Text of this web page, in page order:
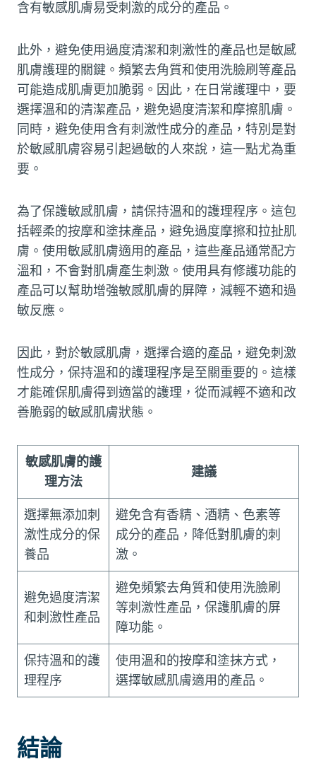
含有敏感肌膚易受刺激的成分的產品。
此外，避免使用過度清潔和刺激性的產品也是敏感
肌膚護理的關鍵。頻繁去角質和使用洗臉刷等產品
可能造成肌膚更加脆弱。因此，在日常護理中，要
選擇溫和的清潔產品，避免過度清潔和摩擦肌膚。
同時，避免使用含有刺激性成分的產品，特別是對
於敏感肌膚容易引起過敏的人來說，這一點尤為重
要。
為了保護敏感肌膚，請保持溫和的護理程序。這包
括輕柔的按摩和塗抹產品，避免過度摩擦和拉扯肌
膚。使用敏感肌膚適用的產品，這些產品通常配方
溫和，不會對肌膚產生刺激。使用具有修護功能的
產品可以幫助增強敏感肌膚的屏障，減輕不適和過
敏反應。
因此，對於敏感肌膚，選擇合適的產品，避免刺激
性成分，保持溫和的護理程序是至關重要的。這樣
才能確保肌膚得到適當的護理，從而減輕不適和改
善脆弱的敏感肌膚狀態。
敏感肌膚的護
理方法
建議
選擇無添加刺
激性成分的保
養品
避免含有香精、酒精、色素等
成分的產品，降低對肌膚的刺
激。
避免過度清潔
和刺激性產品
避免頻繁去角質和使用洗臉刷
等刺激性產品，保護肌膚的屏
障功能。
保持溫和的護
理程序
使用溫和的按摩和塗抹方式，
選擇敏感肌膚適用的產品。
結論